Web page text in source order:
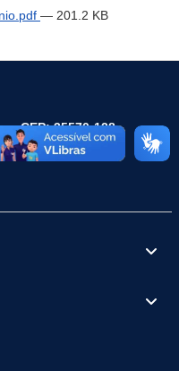
— 201.2 KB
– CEP: 35570-128
16h